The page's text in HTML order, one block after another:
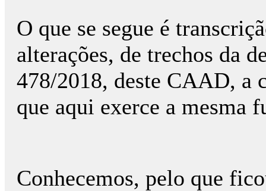
O que se segue é
alterações, de trechos da
478/2018, deste CAAD, a
que aqui exerce a mesma
Conhecemos, pelo que